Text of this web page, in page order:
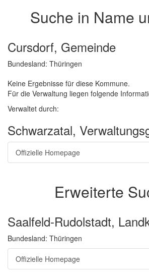
Suche in Name
Cursdorf, Gemeinde
Bundesland: Thüringen
Keine Ergebnisse für diese Kommune.
Für die Verwaltung liegen folgende
Verwaltet durch:
Schwarzatal,
Offizielle Homepage
Erweiterte
Saalfeld-Rudolstadt,
Bundesland: Thüringen
Offizielle Homepage